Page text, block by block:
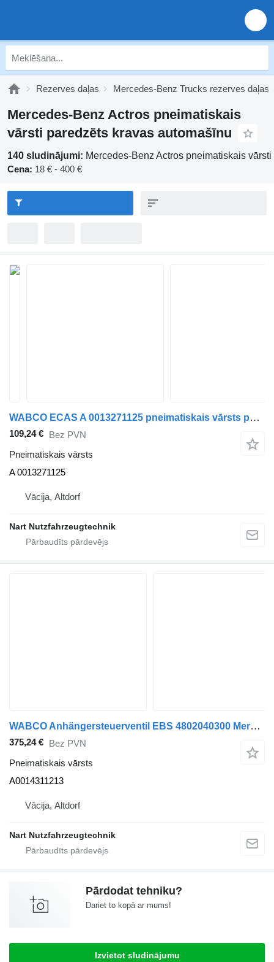
Rezerves daļas Mercedes-Benz Trucks rezerves daļas
Mercedes-Benz Actros pneimatiskais
vārsti paredzēts kravas automašīnu
140 sludinājumi: Mercedes-Benz Actros pneimatiskais
Cena: 18 € - 400 €
WABCO ECAS A 0013271125 pneimatiskais vārsts paredzēts Mercedes-Benz Actros MP4 A 001 kravas automašīnas
109,24 € Bez PVN
Pneimatiskais vārsts
A 0013271125
Vācija, Altdorf
Nart Nutzfahrzeugtechnik
WABCO Anhängersteuerventil EBS 4802040300 Mercedes-Benz A 0014311213 A0014311213 pneimatiskais vārsts paredzēts Mercedes-Benz Actros Atego Arocs Antos kravas automašīnas
375,24 € Bez PVN
Pneimatiskais vārsts
A0014311213
Vācija, Altdorf
Nart Nutzfahrzeugtechnik
Pārdodat tehniku?
Dariet to kopā ar mums!
Izvietot sludinājumu